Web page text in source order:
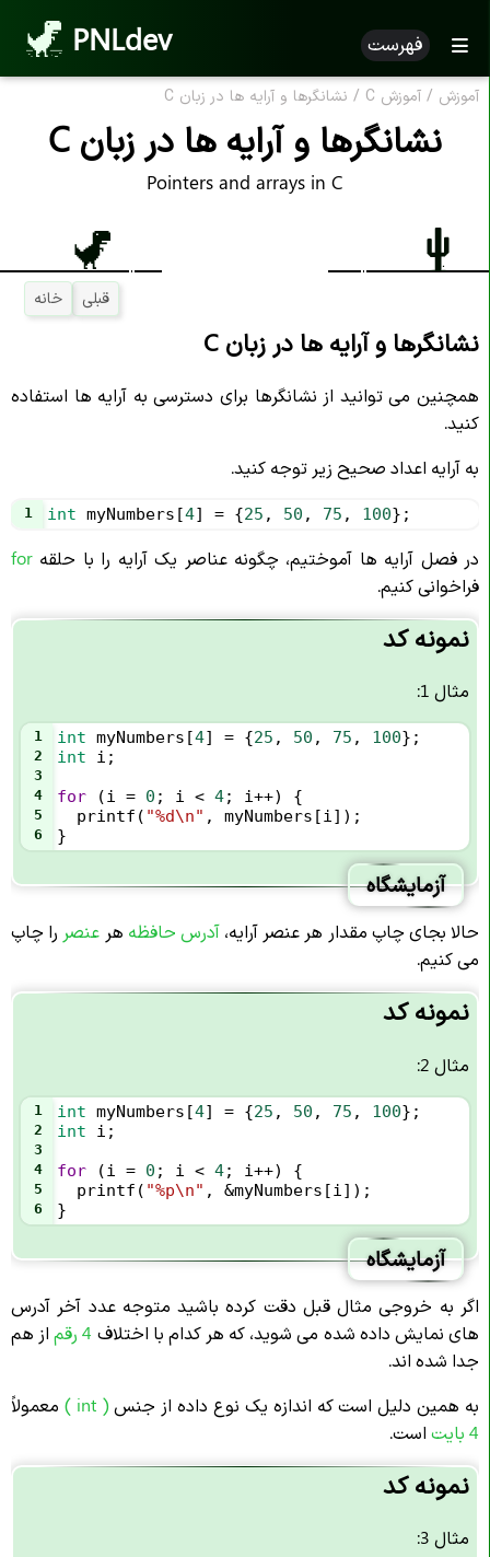
PNLdev فهرست
آموزش / آموزش C / نشانگرها و آرایه ها در زبان C
نشانگرها و آرایه ها در زبان C
Pointers and arrays in C
قبلی خانه
نشانگرها و آرایه ها در زبان C
همچنین می توانید از نشانگرها برای دسترسی به آرایه ها استفاده
کنید.
به آرایه اعداد صحیح زیر توجه کنید.
1 int myNumbers [4] = {25 , 50 , 75 , 100};
در فصل آرایه ها آموختیم، چگونه عناصر یک آرایه را با حلقه for
فراخوانی کنیم.
نمونه کد
مثال 1:
1 int myNumbers [4] = {25 , 50 , 75 , 100};
2 int i ;
3
4
for (i = 0 ; i < 4; i++) {
5 printf ( "%d\n" , myNumbers [i]);
6 }
آزمایشگاه
حالا بجای چاپ مقدار هر عنصر آرایه، آدرس حافظه هر عنصر را چاپ
می کنیم.
نمونه کد
مثال 2:
1 int myNumbers [4] = {25 , 50 , 75 , 100};
2 int i ;
3
4
for (i = 0 ; i < 4; i++) {
5 printf ( "%p\n" , &myNumbers [i ]);
6 }
آزمایشگاه
اگر به خروجی مثال قبل دقت کرده باشید متوجه عدد آخر آدرس
های نمایش داده شده می شوید، که هر کدام با اختلاف 4 رقم
از هم
جدا شده اند.
به همین دلیل است که اندازه یک نوع داده از جنس( int )
معمولاً
4 بایت
است.
نمونه کد
مثال 3: